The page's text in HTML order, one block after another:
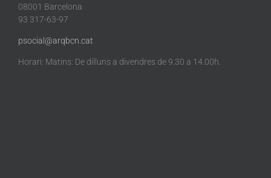
08001 Barcelona
93 317-63-97
psocial@arqbcn.cat
Horari: Matins: De dilluns a divendres de 9.30 a 14.00h.